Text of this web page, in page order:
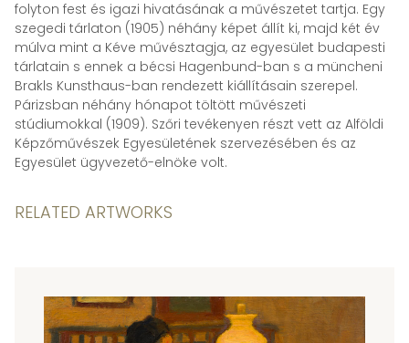
folyton fest és igazi hivatásának a művészetet tartja. Egy
szegedi tárlaton (1905) néhány képet állít ki, majd két év
múlva mint a Kéve művésztagja, az egyesület budapesti
tárlatain s ennek a bécsi Hagenbund-ban s a müncheni
Brakls Kunsthaus-ban rendezett kiállításain szerepel.
Párizsban néhány hónapot töltött művészeti
stúdiumokkal (1909). Szőri tevékenyen részt vett az Alföldi
Képzőművészek Egyesületének szervezésében és az
Egyesület ügyvezető-elnöke volt.
RELATED ARTWORKS